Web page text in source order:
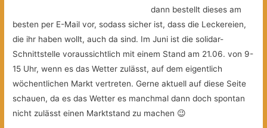
dann bestellt dieses am
besten per E-Mail vor, sodass sicher ist, dass die Leckereien,
die ihr haben wollt, auch da sind. Im Juni ist die solidar-
Schnittstelle voraussichtlich mit einem Stand am 21.06. von 9-
15 Uhr, wenn es das Wetter zulässt, auf dem eigentlich
wöchentlichen Markt vertreten. Gerne aktuell auf diese Seite
schauen, da es das Wetter es manchmal dann doch spontan
nicht zulässt einen Marktstand zu machen 😉